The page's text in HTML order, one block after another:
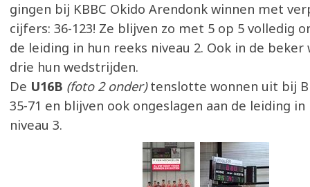
gingen bij KBBC Okido Arendonk winnen met
cijfers: 36-123! Ze blijven zo met 5 op 5 volledig
de leiding in hun reeks niveau 2. Ook in de beker
drie hun wedstrijden.
De U16B (foto 2 onder)tenslotte wonnen uit bij
35-71 en blijven ook ongeslagen aan de leiding
niveau 3.